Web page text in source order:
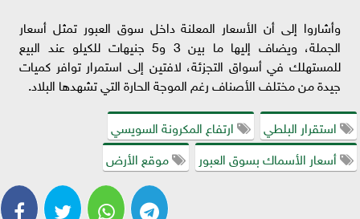
وأشاروا إلى أن الأسعار المعلنة داخل سوق العبور تمثل أسعار
الجملة، ويضاف إليها ما بين 3 و5 جنيهات للكيلو عند البيع
للمستهلك في أسواق التجزئة، لافتين إلى استمرار توافر كميات
جيدة من مختلف الأصناف رغم الموجة الحارة التي تشهدها البلاد.
استقرار البلطي
ارتفاع المكرونة السويسي
أسعار الأسماك بسوق العبور
موقع الأرض